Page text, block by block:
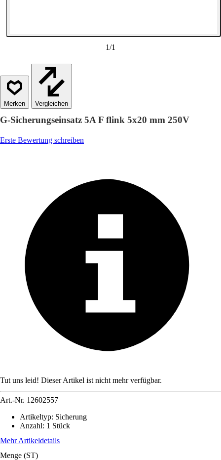
1/1
Vergleichen
G-Sicherungseinsatz 5A F flink 5x20 mm 250V
Erste Bewertung schreiben
Tut uns leid! Dieser Artikel ist nicht mehr verfügbar.
Art.-Nr. 12602557
Artikeltyp: Sicherung
Anzahl: 1 Stück
Mehr Artikeldetails
Menge (ST)